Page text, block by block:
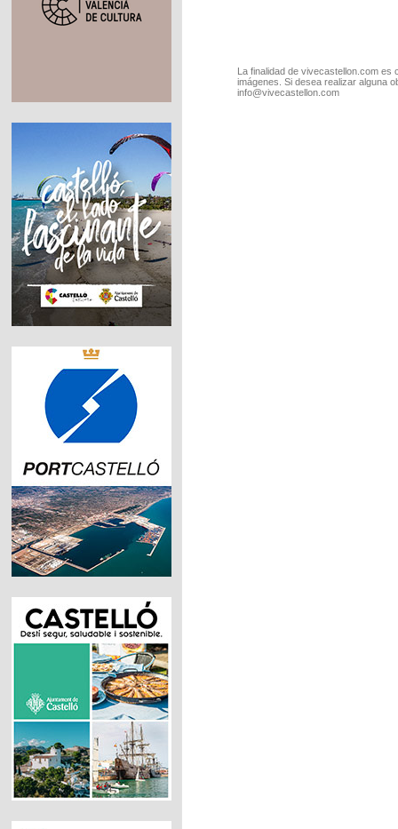
La finalidad de vivecastellon.com
imágenes. Si desea realizar alguna
info@vivecastellon.com